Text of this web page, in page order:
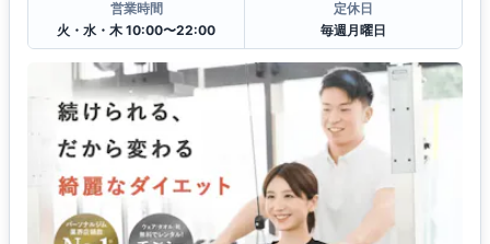
営業時間
火・水・木 10:00〜22:00
定休日
毎週月曜日